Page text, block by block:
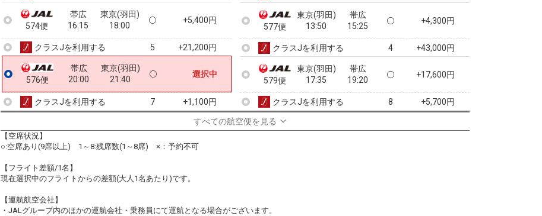
574便
帯広
16:15
東京(羽田)
18:00
+5,400円
クラスJを利用する 5 +21,200円
576便
帯広
20:00
東京(羽田)
21:40
選択中
クラスJを利用する 7 +1,100円
577便
東京(羽田)
13:50
帯広
15:25
+4,300円
クラスJを利用する 4 +43,000円
579便
東京(羽田)
17:35
帯広
19:20
+17,600円
クラスJを利用する 8 +5,700円
すべての航空便を見る
【空席状況】
○:空席あり(9席以上) 1～8:残席数(1～8席) ×：予約不可
【フライト差額/1名】
現在選択中のフライトからの差額(大人1名あたり)です。
【運航航空会社】
・JALグループ内のほかの運航会社・乗務員にて運航となる場合がございます。